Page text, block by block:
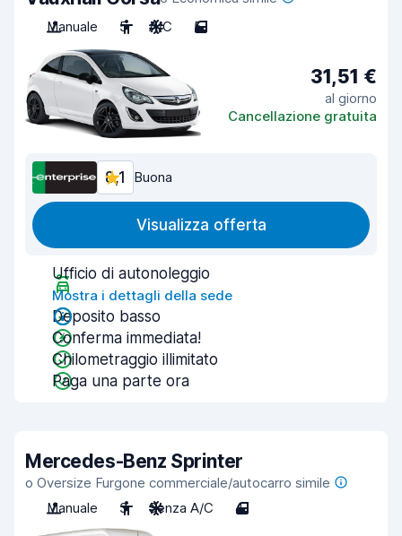
Manuale
5 A/C 5
31,51 €
al giorno
Cancellazione gratuita
8,1 Buona
Visualizza offerta
Ufficio di autonoleggio
Mostra i dettagli della sede
Deposito basso
Conferma immediata!
Chilometraggio illimitato
Paga una parte ora
Mercedes-Benz Sprinter
o Oversize Furgone commerciale/autocarro simile
Manuale
3 Senza A/C 4